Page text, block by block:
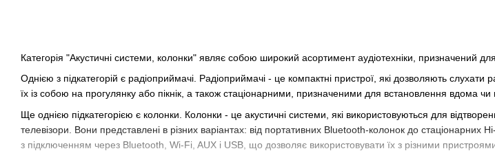
Категорія "Акустичні системи, колонки" являє собою широкий асортимент аудіотехніки, призначений
Однією з підкатегорій є радіоприймачі. Радіоприймачі - це компактні пристрої, які дозволяють
їх із собою на прогулянку або пікнік, а також стаціонарними, призначеними для встановлення вдома чи
Ще однією підкатегорією є колонки. Колонки - це акустичні системи, які використовуються для
телевізори. Вони представлені в різних варіантах: від портативних Bluetooth-колонок до
з підключенням через Bluetooth, Wi-Fi, AUX і USB, що дозволяє використовувати їх з різними